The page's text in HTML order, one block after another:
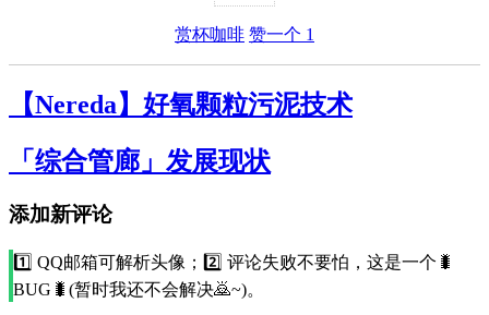
赏杯咖啡 赞一个 1
【Nereda】好氧颗粒污泥技术
「综合管廊」发展现状
添加新评论
1️⃣ QQ邮箱可解析头像；2️⃣ 评论失败不要怕，这是一个🐛
BUG🐛(暂时我还不会解决🙇~)。